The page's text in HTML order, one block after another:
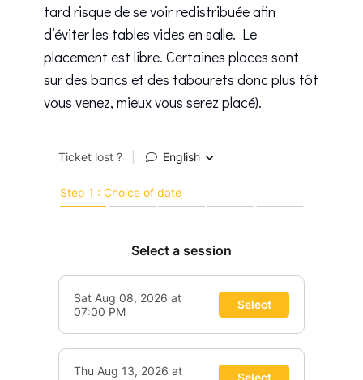
tard risque de se voir redistribuée afin
d’éviter les tables vides en salle. Le
placement est libre. Certaines places sont
sur des bancs et des tabourets donc plus tôt
vous venez, mieux vous serez placé).